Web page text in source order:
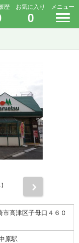
歴 お気に入り
0
メニュー
市高津区子母口４６０
原駅